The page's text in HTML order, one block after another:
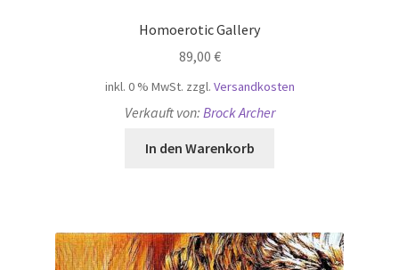
Homoerotic Gallery
89,00 €
inkl. 0 % MwSt. zzgl. Versandkosten
Verkauft von: Brock Archer
In den Warenkorb